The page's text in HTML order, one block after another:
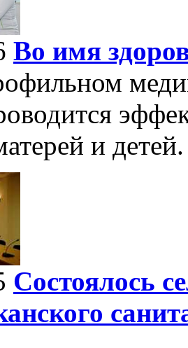
Во имя
и детей.
Состоялось